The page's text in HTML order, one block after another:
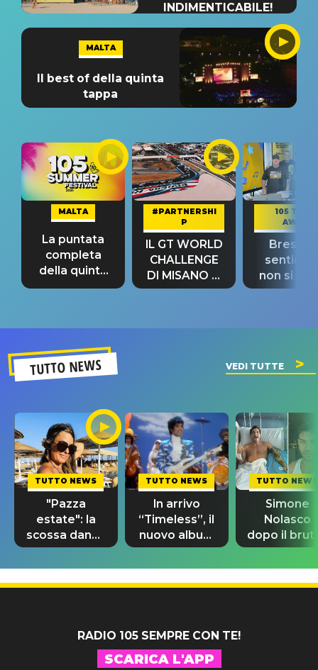
INDIMENTICABILE!
MALTA
Il best of della quinta
tappa
MALTA
La puntata
completa
della quinta
tappa
#PARTNERSHI
P
IL GT WORLD
CHALLENGE
DI MISANO si
riconferma
105 TAKE
AWAY
Bresh:
non si
fino alla
TUTTO NEWS VEDI TUTTE
TUTTO NEWS
"Pazza
estate": la
scossa dance
di Sara
Tommasi
TUTTO NEWS
In arrivo
“Timeless”, il
nuovo album
di Prince con
10 brani
inediti
TUTTO NEWS
Simone
Nolasco
dopo il
incidente:
"Sono così
grato alla
RADIO 105 SEMPRE CON TE!
SCARICA L'APP